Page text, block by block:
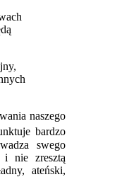
naszego
bardzo
swego
nie zresztą
ateński,